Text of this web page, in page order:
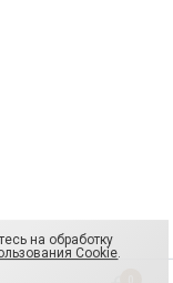
на обработку
Cookie.